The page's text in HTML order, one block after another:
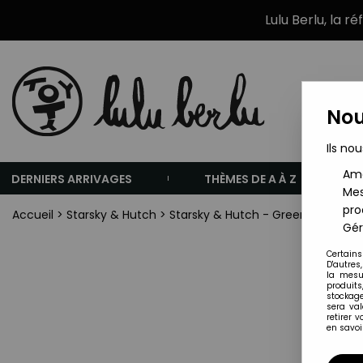
Lulu Berlu, la
DERNIERS ARRIVAGES THÈMES DE A À Z
Accueil > Starsky & Hutch > Starsky & Hutch - Greenlight
Ils
la
sera
retirer
en